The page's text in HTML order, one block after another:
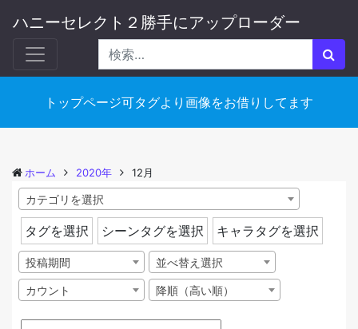
ハニーセレクト２勝手にアップローダー
トップページ可タグより画像をお借りしてます
ホーム 2020年 12月
カテゴリを選択
タグを選択 シーンタグを選択 キャラタグを選択
投稿期間 並べ替え選択
カウント 降順（高い順）